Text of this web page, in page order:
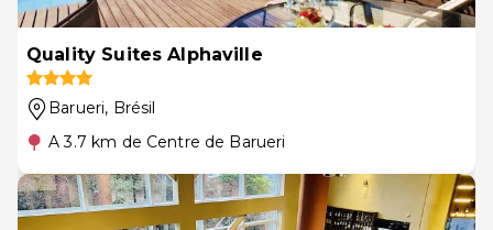
Quality Suites Alphaville
Barueri, Brésil
A 3.7 km de Centre de Barueri